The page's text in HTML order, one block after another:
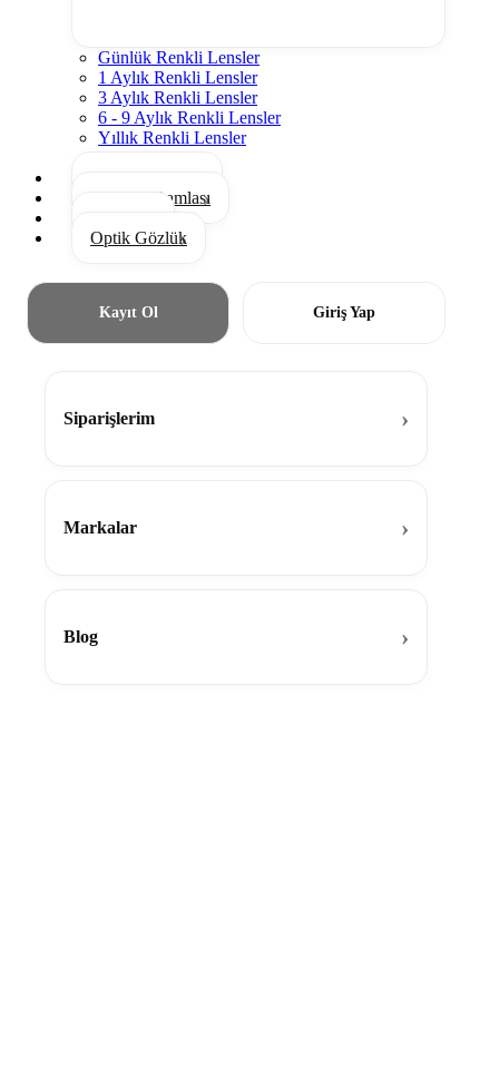
Günlük Renkli Lensler
1 Aylık Renkli Lensler
3 Aylık Renkli Lensler
6 - 9 Aylık Renkli Lensler
Yıllık Renkli Lensler
Gözyaşı Damlası
Optik Gözlük
Kayıt Ol Giriş Yap
Siparişlerim
Markalar
Blog